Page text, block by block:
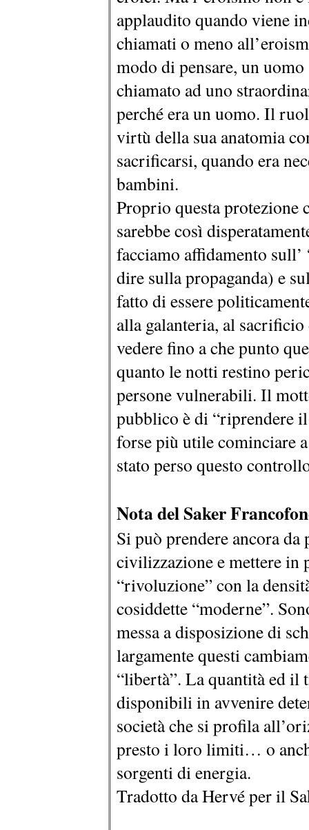
applaudito quando viene
chiamati o meno
modo di pensare, un
chiamato ad uno
perché era un uomo. Il
virtù della sua anatomia
sacrificarsi, quando era
bambini.
Proprio questa protezione
sarebbe così
facciamo affidamento
dire sulla propaganda) e
fatto di essere
alla galanteria, al
vedere fino a che punto
quanto le notti restino
persone vulnerabili. Il
pubblico è di “riprendere
forse più utile cominciare
stato perso questo
Nota del Saker
Si può prendere ancora
civilizzazione e mettere in
“rivoluzione” con la
cosiddette “moderne”.
messa a disposizione di
largamente questi
“libertà”. La quantità ed il
disponibili in avvenire
società che si profila
presto i loro limiti… o
sorgenti di energia.
Tradotto da Hervé per il